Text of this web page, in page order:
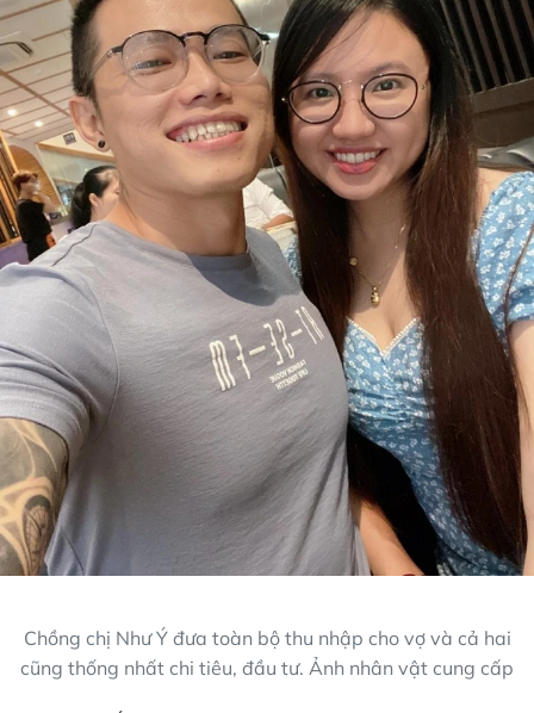
Chồng chị Như Ý đưa toàn bộ thu nhập cho vợ và cả hai
cũng thống nhất chi tiêu, đầu tư. Ảnh nhân vật cung cấp